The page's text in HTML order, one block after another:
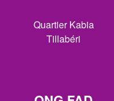
Quartier Kabia
Tillabéri